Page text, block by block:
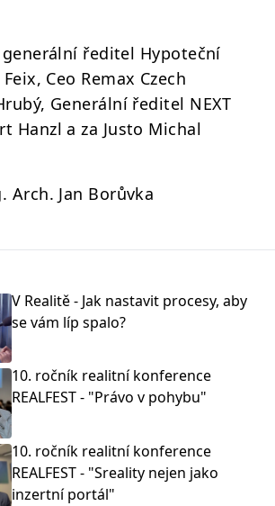
ředitel Hypoteční
Ceo Remax Czech
Generální ředitel NEXT
Hanzl a za Justo Michal
Arch. Jan Borůvka
V Realitě - Jak nastavit procesy, aby
se vám líp spalo?
10. ročník realitní konference
REALFEST - "Právo v pohybu"
10. ročník realitní konference
REALFEST - "Sreality nejen jako
inzertní portál"